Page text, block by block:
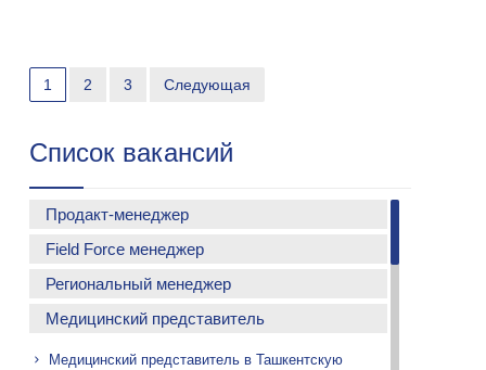
1 2 3 Следующая
Список вакансий
Продакт-менеджер
Продакт-менеджер
Field Force менеджер
Региональный менеджер
Региональный менеджер в Наманган
Медицинский представитель
Медицинский представитель в Ташкентскую